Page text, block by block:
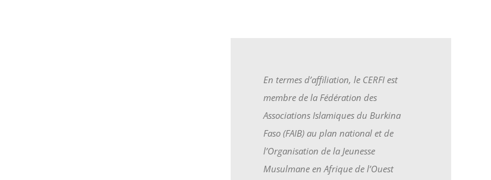
En termes d’affiliation, le CERFI est
membre de la Fédération des
Associations Islamiques du Burkina
Faso (FAIB) au plan national et de
l’Organisation de la Jeunesse
Musulmane en Afrique de l’Ouest